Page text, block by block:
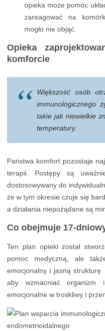
opieka może pomóc
zareagować na
mogło nie objąć.
Opieka
komforcie
Większość osób
immunologicznego
takie jak niewielkie
temperatury.
Państwa komfort pozostaje
terapii. Postępy są
dostosowywany do
że w tym okresie czuje się
a działania niepożądane są
Co obejmuje 17-
Ten plan opieki został
pomoc medyczną, ale
emocjonalny i jasną
aby wzmacniać organizm
emocjonalne w troskliwy i